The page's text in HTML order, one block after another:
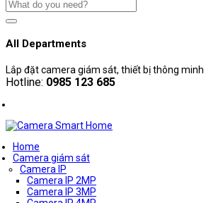
All Departments
Lắp đặt camera giám sát, thiết bị thông minh
Hotline: 0985 123 685
Home
Camera giám sát
Camera IP
Camera IP 2MP
Camera IP 3MP